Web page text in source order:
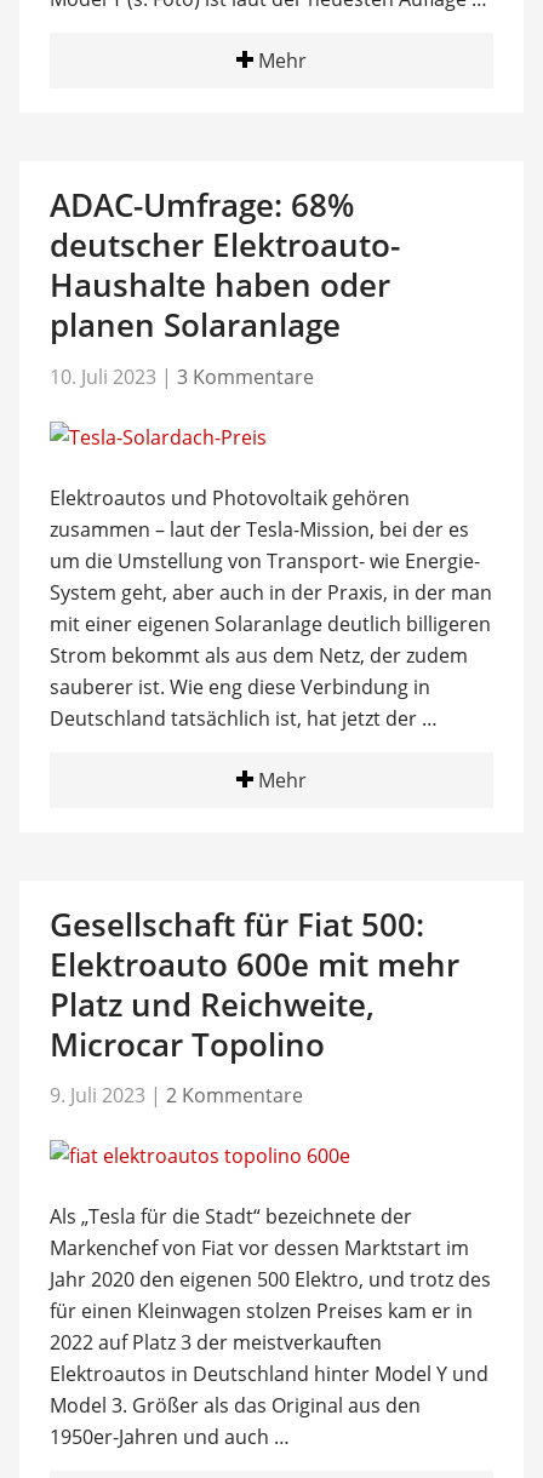
Mehr
ADAC-Umfrage: 68%
deutscher Elektroauto-
Haushalte haben oder
planen Solaranlage
10. Juli 2023 | 3 Kommentare
Elektroautos und Photovoltaik gehören
zusammen – laut der Tesla-Mission, bei der es
um die Umstellung von Transport- wie Energie-
System geht, aber auch in der Praxis, in der man
mit einer eigenen Solaranlage deutlich billigeren
Strom bekommt als aus dem Netz, der zudem
sauberer ist. Wie eng diese Verbindung in
Deutschland tatsächlich ist, hat jetzt der …
Mehr
Gesellschaft für Fiat 500:
Elektroauto 600e mit mehr
Platz und Reichweite,
Microcar Topolino
9. Juli 2023 | 2 Kommentare
Als „Tesla für die Stadt“ bezeichnete der
Markenchef von Fiat vor dessen Marktstart im
Jahr 2020 den eigenen 500 Elektro, und trotz des
für einen Kleinwagen stolzen Preises kam er in
2022 auf Platz 3 der meistverkauften
Elektroautos in Deutschland hinter Model Y und
Model 3. Größer als das Original aus den
1950er-Jahren und auch …